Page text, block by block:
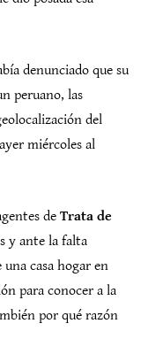
denunciado que su
peruano, las
del
miércoles al
de Trata de
y ante la falta
casa hogar en
para conocer a la
por qué razón